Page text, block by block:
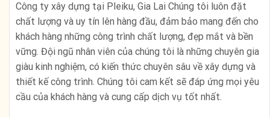
Công ty xây dựng tại Pleiku, Gia Lai Chúng tôi luôn đặt
chất lượng và uy tín lên hàng đầu, đảm bảo mang đến cho
khách hàng những công trình chất lượng, đẹp mắt và bền
vững. Đội ngũ nhân viên của chúng tôi là những chuyên gia
giàu kinh nghiệm, có kiến thức chuyên sâu về xây dựng và
thiết kế công trình. Chúng tôi cam kết sẽ đáp ứng mọi yêu
cầu của khách hàng và cung cấp dịch vụ tốt nhất.